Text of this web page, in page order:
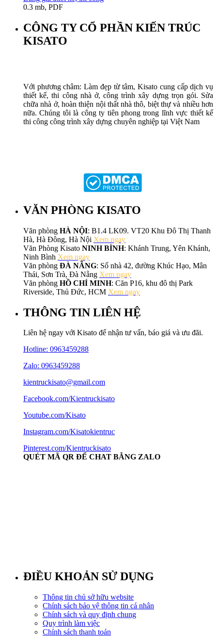
0.3 mb, PDF
CÔNG TY CỔ PHẦN KIẾN TRÚC
KISATO
Với phương châm: Làm đẹp từ tâm, Kisato cung cấp dịch vụ
thiết kế, thi công nhà ở, công trình xây dựng trọn gói. Sửa
chữa nhà ở, hoàn thiện nội thất nhà thô, biệt thự và nhiều hơn
nữa. Chúng tôi là công ty tiên phong trong lĩnh vực thiết kế
thi công công trình xây dựng chuyên nghiệp tại Việt Nam
VĂN PHÒNG KISATO
Văn phòng HÀ NỘI: B1.4 LK09. VT20 Khu Đô Thị Thanh
Hà, Hà Đông, Hà Nội Xem ngay
Văn Phòng Kisato NINH BÌNH: Khánh Trung, Yên Khánh,
Ninh Bình Xem ngay
Văn phòng ĐÀ NẴNG: Số nhà 42, đường Khúc Hạo, Mân
Thái, Sơn Trà, Đà Nẵng Xem ngay
Văn phòng HỒ CHÍ MINH: Căn P16, khu đô thị Park
Riverside, Thủ Đức, HCM Xem ngay
THÔNG TIN LIÊN HỆ
Liên hệ ngay với Kisato để nhận tư vấn, báo giá và ưu đãi.
Hotline: 0963459288
Zalo: 0963459288
kientruckisato@gmail.com
Facebook.com/Kientruckisato
Youtube.com/Kisato
Instagram.com/Kisatokientruc
Pinterest.com/Kientruckisato
QUÉT MÃ QR ĐỂ CHAT BẰNG ZALO
ĐIỀU KHOẢN SỬ DỤNG
Thông tin chủ sở hữu website
Chính sách bảo vệ thông tin cá nhân
Chính sách và quy định chung
Quy trình làm việc
Chính sách thanh toán